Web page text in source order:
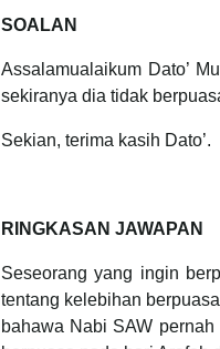
SOALAN
Assalamualaikum Dato’
sekiranya dia tidak
Sekian, terima kasih Dato’.
RINGKASAN JAWAPAN
Seseorang yang ingin
tentang kelebihan
bahawa Nabi SAW